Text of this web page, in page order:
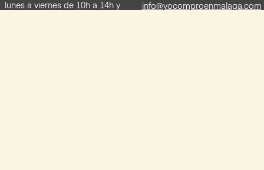
lunes a viernes de 10h a 14h y
info@yocomproenmalaga.com